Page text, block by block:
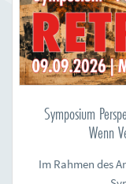
Symposium
Wenn
Im Rahmen des